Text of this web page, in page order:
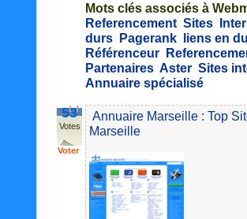
Mots clés associés à
Referencement Sites
durs Pagerank liens en
Référenceur
Partenaires Aster Sites
Annuaire spécialisé
53
Votes
Voter
Annuaire Marseille : Top
Marseille